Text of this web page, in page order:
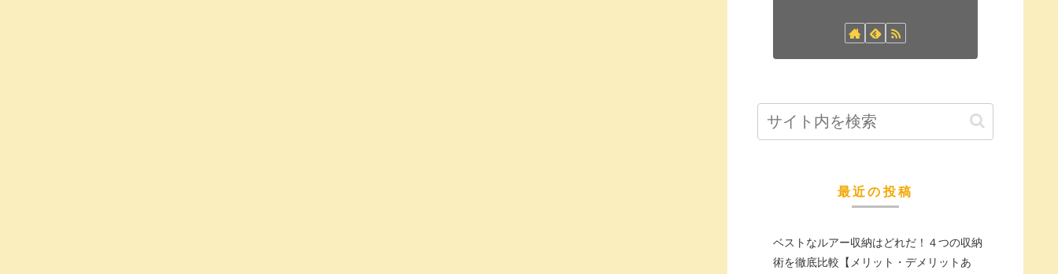
最近の投稿
ベストなルアー収納はどれだ！４つの収納
術を徹底比較【メリット・デメリットあ